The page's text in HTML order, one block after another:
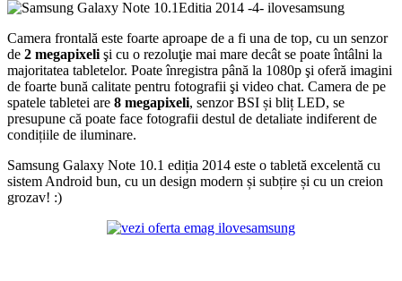
Camera frontală este foarte aproape de a fi una de top, cu un senzor
de 2 megapixeli şi cu o rezoluţie mai mare decât se poate întâlni la
majoritatea tabletelor. Poate înregistra până la 1080p şi oferă imagini
de foarte bună calitate pentru fotografii şi video chat. Camera de pe
spatele tabletei are 8 megapixeli, senzor BSI și bliț LED, se
presupune că poate face fotografii destul de detaliate indiferent de
condițiile de iluminare.
Samsung Galaxy Note 10.1 ediția 2014 este o tabletă excelentă cu
sistem Android bun, cu un design modern și subțire și cu un creion
grozav! :)